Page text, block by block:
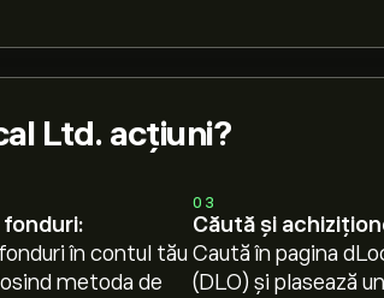
Ltd. acțiuni?
fonduri:
în contul tău
metoda de
03
Căută și
Caută în pagina
(DLO) și plasează